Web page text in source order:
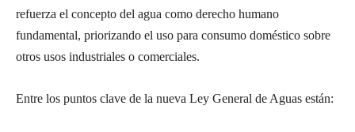
refuerza el concepto del agua como derecho humano
fundamental, priorizando el uso para consumo doméstico sobre
otros usos industriales o comerciales.
Entre los puntos clave de la nueva Ley General de Aguas están: